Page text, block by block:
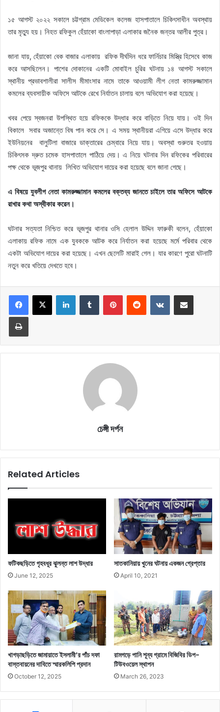
১৫ আগস্ট ২০২২ সকালে চট্টগ্রাম মেডিকেল কলেজ হাসপাতালে চিকিৎসাধীন অবস্থায়
তার মৃত্যু হয়। নিহত রফিকুল হেঁয়াকো বাংলাপাড়া এলাকার জনৈক জন্তর আলীর পুত্র।
জানা যায়, হেঁয়াকো বেক বাজার এলাকায় রফিক দীর্ঘদিন ধরে ফার্নিচার মিস্ত্রি হিসেবে কাজ
করে আসছিলেন। পাশের দোকানের একটি মোবাইল চুরির ঘটনায় ১৪ আগস্ট সকালে
স্থানীয় প্রভাবশালীরা সালীস মীমাংসার নামে তাকে আওয়ামী লীগ নেতা কামরুজ্জামান
কমলের ব্যবসায়ীক অফিসে আটকে রেখে নির্যাতন চালায় বলে অভিযোগ করা হয়েছে।
খবর পেয়ে স্বজনরা উপস্থিত হয়ে রফিককে উদ্ধার করে বাড়িতে নিয়ে যায়। ওই দিন
বিকালে সবার অজান্তে বিষ পান করে সে। এ সময় স্থানীয়রা এগিয়ে এসে উদ্ধার করে
ইউনিয়নের বালুটিলা বাজারে ডাক্তারের চেম্বারে নিয়ে যায়। অবস্থা গুরুতর হওয়ায়
চিকিৎসক দ্রুত চমেক হাসপাতালে পাঠিয়ে দেয়। এ নিয়ে ঘটনার দিন রফিকের পরিবারের
পক্ষ থেকে ভূজপুর থানায় লিখিত অভিযোগ দায়ের করা হয়েছে বলে জানা গেছে।
এ বিষয়ে যুবলীগ নেতা কামরুজ্জামান কমলের বক্তব্য জানতে চাইলে তার অফিসে আটকে
রাখার কথা অস্বীকার করেন।
ঘটনার সত্যতা নিশ্চিত করে ভূজপুর থানার ওসি হেলাল উদ্দিন ফারুকী বলেন, হেঁয়াকো
এলাকায় রফিক নামে এক যুবককে আটক করে নির্যাতন করা হয়েছে মর্মে পরিবার থেকে
একটা অভিযোগ দায়ের করা হয়েছে। এখন ছেলেটি মারাই গেল। যার কারণে পুরো ঘটনাটি
নতুন করে খতিয়ে দেখতে হবে।
LinkedInTumblr PinterestReddit VKontakteShare via Email
Print
চেঙ্গী দর্পন
Related Articles
ফটিকছড়িতে গৃহবধূর ঝুলন্ত লাশ উদ্ধার
June 12, 2025
সাতকানিয়ায় খুনের ঘটনায় একজন গ্রেপ্তার
April 10, 2021
খাগড়াছড়িতে জামায়াতে ইসলামী’র পাঁচ দফা
বাস্তবায়নের দাবিতে স্মারকলিপি প্রদান
October 12, 2025
রামগড়ে পানি শূন্য গ্রামে বিজিবির ডিপ-
টিউবওয়েল স্থাপন
March 26, 2023